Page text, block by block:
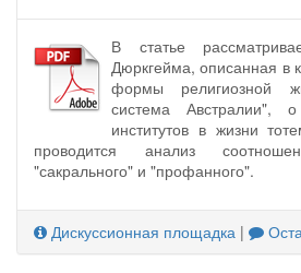
В статье
Дюркгейма, описанная в
формы религиозной
система Австралии",
институтов в жизни
проводится анализ
"сакрального" и "профанного".
Дискуссионная площадка |